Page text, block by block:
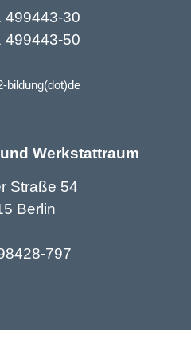
499443-30
499443-50
bildung(dot)de
Werkstattraum
Straße 54
Berlin
797